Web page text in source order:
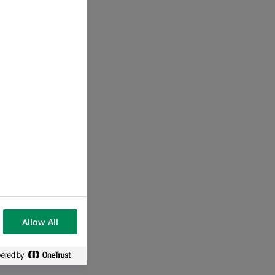
Allow All